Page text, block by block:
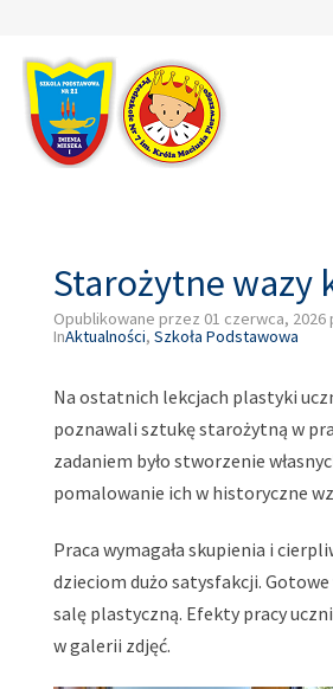
wazy
klas
Starożytne wazy
Opublikowane przez 01 czerwca, 2026
InAktualności, Szkoła Podstawowa
Na ostatnich lekcjach plastyki
poznawali sztukę starożytną w
zadaniem było stworzenie
pomalowanie ich w historyczne
Praca wymagała skupienia i
dzieciom dużo satysfakcji. Gotowe
salę plastyczną. Efekty pracy
w galerii zdjęć.